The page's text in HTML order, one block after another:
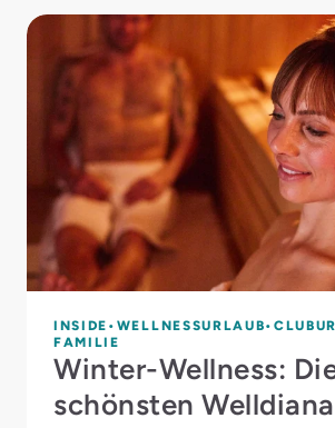
INSIDE WELLNESSURLAUB
FAMILIE
Winter-Wellness:
schönsten